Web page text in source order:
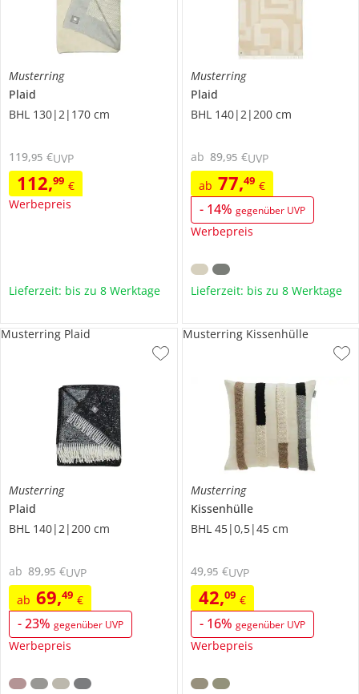
Musterring
Plaid
BHL 130|2|170 cm
112,99 €
Werbepreis
119,95 €UVP
Lieferzeit: bis zu 8 Werktage
Musterring
Plaid
BHL 140|2|200 cm
ab 77,49 €
- 14% gegenüber UVP
Werbepreis
ab 89,95 €UVP
Lieferzeit: bis zu 8 Werktage
Musterring
Plaid
BHL 140|2|200 cm
ab 69,49 €
-23% gegenüber UVP
Werbepreis
ab 89,95 €UVP
Musterring Plaid
Musterring
Kissenhülle
BHL 45|0,5|45 cm
42,09 €
- 16% gegenüber UVP
Werbepreis
49,95 €UVP
Musterring Kissenhülle